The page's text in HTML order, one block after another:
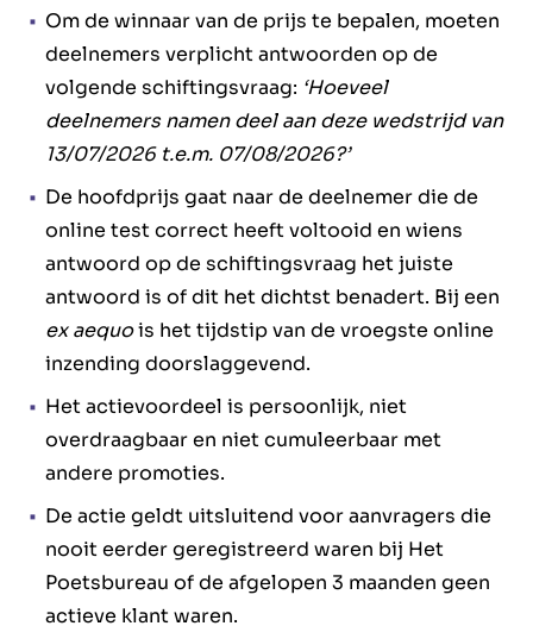
Om de winnaar van de prijs te bepalen, moeten
deelnemers verplicht antwoorden op de
volgende schiftingsvraag: ‘Hoeveel
deelnemers namen deel aan deze wedstrijd van
13/07/2026 t.e.m. 07/08/2026?’
De hoofdprijs gaat naar de deelnemer die de
online test correct heeft voltooid en wiens
antwoord op de schiftingsvraag het juiste
antwoord is of dit het dichtst benadert. Bij een
ex aequois het tijdstip van de vroegste online
inzending doorslaggevend.
Het actievoordeel is persoonlijk, niet
overdraagbaar en niet cumuleerbaar met
andere promoties.
De actie geldt uitsluitend voor aanvragers die
nooit eerder geregistreerd waren bij Het
Poetsbureau of de afgelopen 3 maanden geen
actieve klant waren.